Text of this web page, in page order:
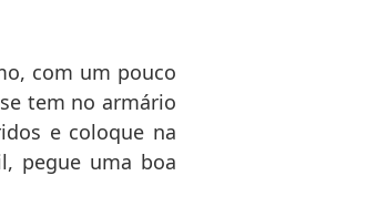
com um pouco
tem no armário
e coloque na
pegue uma boa